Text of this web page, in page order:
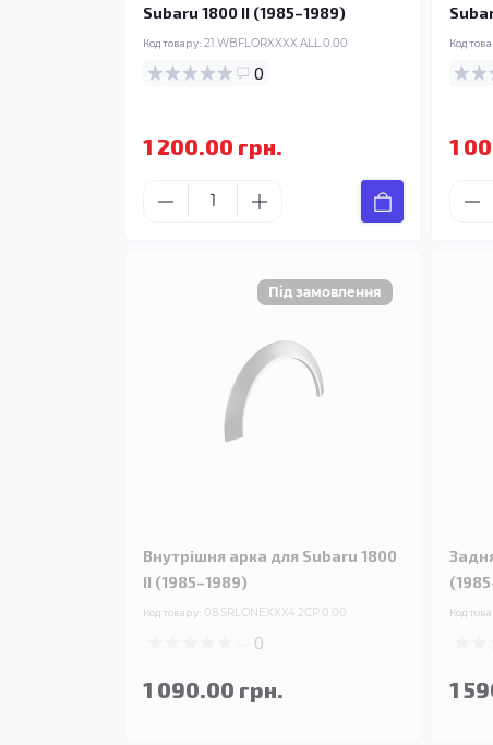
Subaru 1800 II (1985–1989)
Код товару: 21.WBFLORXXXX.ALL.0.00
0
1 200.00 грн.
Код
1
Внутрішня арка для Subaru 1800
II (1985–1989)
Код товару: 08.SRLONEXXX4.2CP.0.00
0
1 090.00 грн.
Код
1